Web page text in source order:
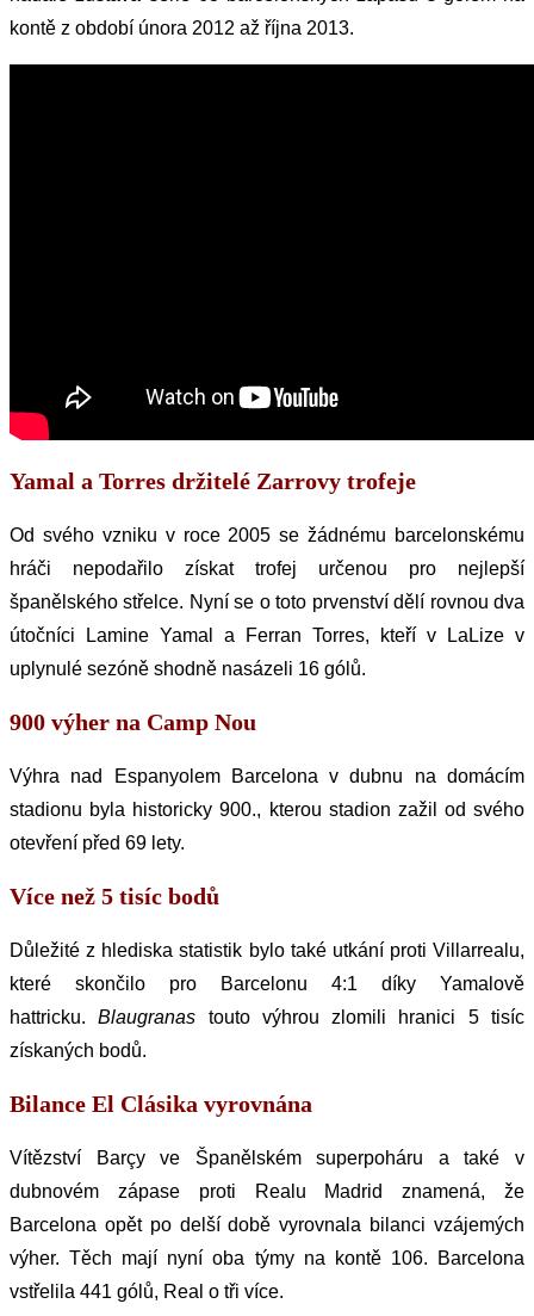
kontě z období února 2012 až října 2013.
Yamal a Torres držitelé Zarrovy trofeje
Od svého vzniku v roce 2005 se žádnému barcelonskému
hráči nepodařilo získat trofej určenou pro nejlepší
španělského střelce. Nyní se o toto prvenství dělí rovnou dva
útočníci Lamine Yamal a Ferran Torres, kteří v LaLize v
uplynulé sezóně shodně nasázeli 16 gólů.
900 výher na Camp Nou
Výhra nad Espanyolem Barcelona v dubnu na domácím
stadionu byla historicky 900., kterou stadion zažil od svého
otevření před 69 lety.
Více než 5 tisíc bodů
Důležité z hlediska statistik bylo také utkání proti Villarrealu,
které skončilo pro Barcelonu 4:1 díky Yamalově
hattricku.Blaugranas touto výhrou zlomili hranici 5 tisíc
získaných bodů.
Bilance El Clásika vyrovnána
Vítězství Barçy ve Španělském superpoháru a také v
dubnovém zápase proti Realu Madrid znamená, že
Barcelona opět po delší době vyrovnala bilanci vzájemých
výher. Těch mají nyní oba týmy na kontě 106. Barcelona
vstřelila 441 gólů, Real o tři více.